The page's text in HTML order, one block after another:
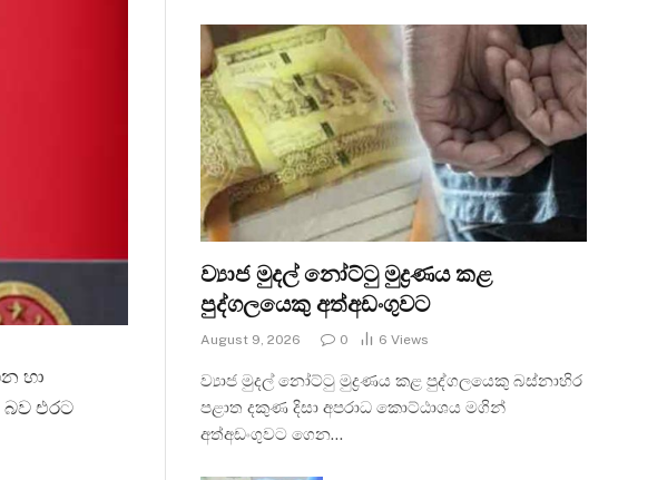
හා
එරට
ව්‍යාජ මුදල් නෝට්ටු මුද්‍රණය කළ
පුද්ගලයෙකු අත්අඩංගුවට
August 9, 2026 0 6 Views
ව්‍යාජ මුදල් නෝට්ටු මුද්‍රණය කළ පුද්ගලයෙකු බස්නාහිර
පළාත දකුණ දිසා අපරාධ කොට්ඨාශය මගින්
අත්අඩංගුවට ගෙන…